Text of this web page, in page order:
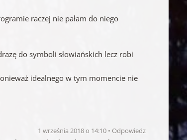
raczej nie pałam do niego
do symboli słowiańskich lecz robi
idealnego w tym momencie nie
1 września 2018 o 14:10 Odpowiedz